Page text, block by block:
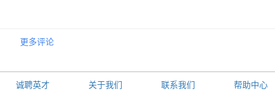
更多评论
诚聘英才 关于我们 联系我们 帮助中心